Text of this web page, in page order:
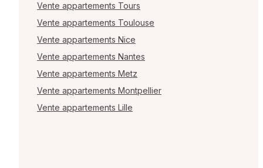
Vente appartements Tours
Vente appartements Toulouse
Vente appartements Nice
Vente appartements Nantes
Vente appartements Metz
Vente appartements Montpellier
Vente appartements Lille